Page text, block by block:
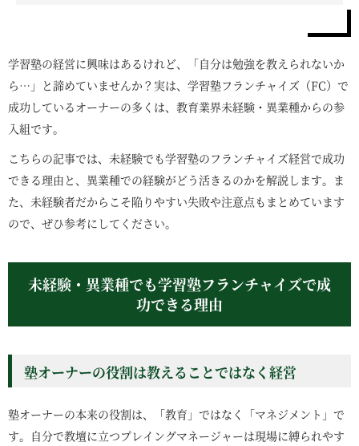
学習塾の経営に興味はあるけれど、「自分は勉強を教えられないか
ら…」と諦めていませんか？実は、学習塾フランチャイズ（FC）で
成功しているオーナーの多くは、教育業界未経験・異業種からの参
入組です。
こちらの記事では、未経験でも学習塾のフランチャイズ経営で成功
できる理由と、異業種での経験がどう活きるのかを解説します。ま
た、未経験者だからこそ陥りやすい失敗や注意点もまとめています
ので、ぜひ参考にしてください。
未経験・異業種でも学習塾フランチャイズで成
功できる理由
塾オーナーの役割は教えることではなく経営
塾オーナーの本来の役割は、「教育」ではなく「マネジメント」で
す。自分で教壇に立つプレイングマネージャーは現場に縛られやす